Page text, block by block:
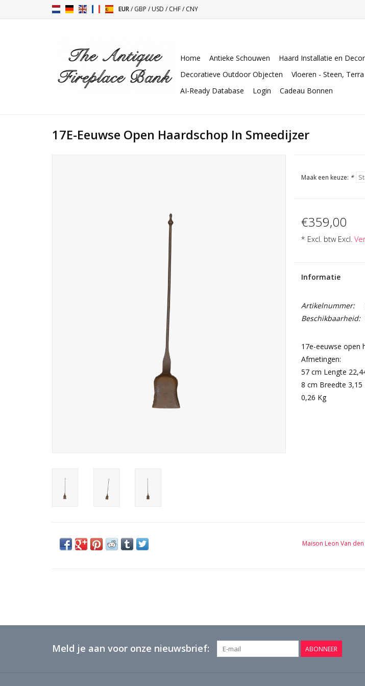
EUR/GBP /USD /CHF/CNY
Home Antieke Schouwen Haard Installatie en
Decoratieve Outdoor Objecten
Vloeren - Steen,
AI-Ready Database
Login Cadeau Bonnen
17E-Eeuwse Open Haardschop In Smeedijzer
Maak een keuze: *
€359,00
* Excl. btw Excl.
Informatie
Artikelnummer:
Beschikbaarheid:
17e-eeuwse open
Afmetingen:
57 cm Lengte
8 cm Breedte 3,15
0,26 Kg
Maison Leon Van
Meld je aan voor onze nieuwsbrief: ABONNEER